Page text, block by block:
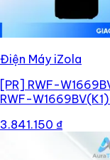
Điện Máy iZola
[PR] RWF-
RWF-
3.841.150 ₫